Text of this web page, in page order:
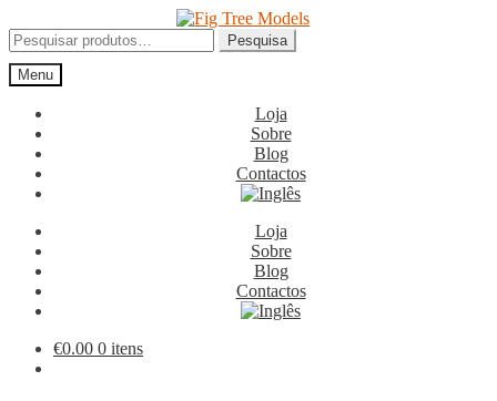
para
a
navegação
para
o
conteúdo
Pesquisar
por:
Pesquisa
Menu
Loja
Sobre
Blog
Contactos
Loja
Sobre
Blog
Contactos
€0.00 0 itens